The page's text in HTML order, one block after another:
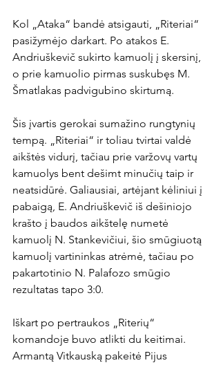
Kol „Ataka“ bandė atsigauti, „Riteriai“
pasižymėjo darkart. Po atakos E.
Andriuškevič sukirto kamuolį į skersinį,
o prie kamuolio pirmas suskubęs M.
Šmatlakas padvigubino skirtumą.
Šis įvartis gerokai sumažino rungtynių
tempą. „Riteriai“ ir toliau tvirtai valdė
aikštės vidurį, tačiau prie varžovų vartų
kamuolys bent dešimt minučių taip ir
neatsidūrė. Galiausiai, artėjant kėliniui į
pabaigą, E. Andriuškevič iš dešiniojo
krašto į baudos aikštelę numetė
kamuolį N. Stankevičiui, šio smūgiuotą
kamuolį vartininkas atrėmė, tačiau po
pakartotinio N. Palafozo smūgio
rezultatas tapo 3:0.
Iškart po pertraukos „Riterių“
komandoje buvo atlikti du keitimai.
Armantą Vitkauską pakeitė Pijus